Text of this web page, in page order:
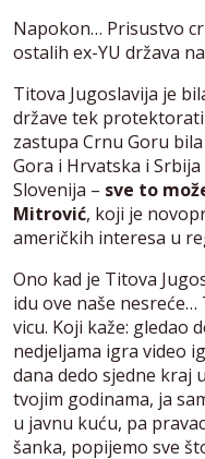
Napokon… Prisustvo
ostalih ex-YU država
Titova Jugoslavija je
države tek
zastupa Crnu Goru
Gora i Hrvatska i
Slovenija – sve to
Mitrović, koji je
američkih interesa u
Ono kad je Titova
idu ove naše
vicu. Koji kaže: gledao
nedjeljama igra video
dana dedo sjedne kraj
tvojim godinama, ja
u javnu kuću, pa
šanka, popijemo sve